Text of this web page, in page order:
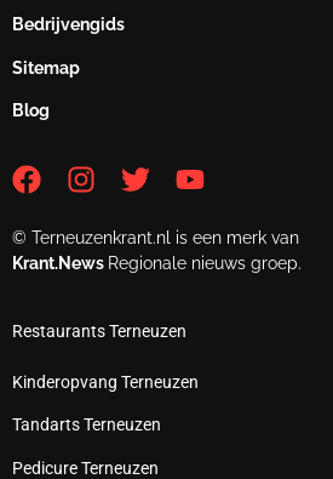
Bedrijvengids
Sitemap
Blog
© Terneuzenkrant.nl is een merk van
Krant.News Regionale nieuws groep.
Restaurants Terneuzen
Kinderopvang Terneuzen
Tandarts Terneuzen
Pedicure Terneuzen